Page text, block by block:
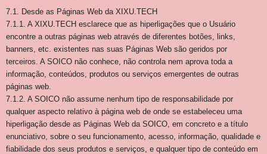
7.1. Desde as Páginas Web da XIXU.TECH
7.1.1. A XIXU.TECH esclarece que as hiperligações que o Usuário
encontre a outras páginas web através de diferentes botões, links,
banners, etc. existentes nas suas Páginas Web são geridos por
terceiros. A SOICO não conhece, não controla nem aprova toda a
informação, conteúdos, produtos ou serviços emergentes de outras
páginas web.
7.1.2. A SOICO não assume nenhum tipo de responsabilidade por
qualquer aspecto relativo à página web de onde se estabeleceu uma
hiperligação desde as Páginas Web da SOICO, em concreto e a título
enunciativo, sobre o seu funcionamento, acesso, informação, qualidade e
fiabilidade dos seus produtos e serviços, e qualquer tipo de conteúdo em